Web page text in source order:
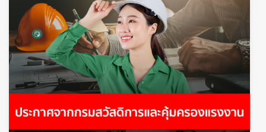
ทบทวนปรับปรุงอย่างสม่ำเสมอClause 9
Performance Evaluation & Management
Reviewวัดผลให้ได้ และต้องเชื่อมกับธุรกิจISO 14001:
2026 เพิ่มความชัดเจนในการประเมินผล โดยเน้น วิธีการ
และความถี่ในการตรวจประเมิน การประเมินการปฏิบัติตาม
ข้อกำหนด (Compliance) การเชื่อมโยงผลลัพธ์กับ
วัตถุประสงค์องค์กรแนวทางเตรียมการองค์กรควรจัดทำ
แผนการประเมินการปฏิบัติตามข้อกำหนด (Compliance
Evaluation Plan) และกำหนดตัวชี้วัดที่สามารถติดตามได้
จริง รวมถึงปรับรูปแบบการประชุมทบทวนของผู้บริหาร
ตั้งระบบไฟ งานคลังสินค้า หรือซ่อมบำรุงภายในอาคาร
ข้อดีคือมีความมั่นคง แต่ข้อจำกัดคือไม่สามารถเอื้อมออก
ด้านข้างได้มากรถกระเช้าแบบแขนยื่น (Boom Lift)เป็นรถ
กระเช้าที่มีแขนยืดออกได้ทั้งแนวดิ่งและแนวนอน เหมาะกับ
งานที่ต้องข้ามสิ่งกีดขวาง เช่น งานก่อสร้าง งานตัดแต่ง
ต้นไม้ หรือซ่อมสายไฟฟ้า ข้อควรระวังคือเรื่องการทรงตัว
และน้ำหนักบรรทุกรถกระเช้าแบบติดรถบรรทุกนิยมใช้ใน
งานภายนอก เช่น งานซ่อมไฟถนน งานติดตั้งป้าย มีความ
คล่องตัว เคลื่อนย้ายสะดวก แต่ต้องให้ความสำคัญกับการ